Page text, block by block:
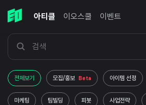
아티클 이오스쿨 이벤트
전체보기 모집/홍보 Beta 아이템 선정
마케팅 팀빌딩 피봇 사업전략